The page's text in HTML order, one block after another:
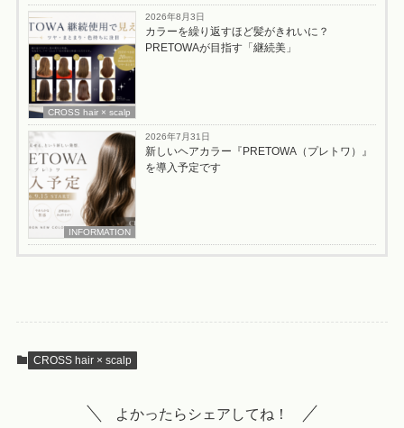
CROSS hair × scalp
2026年8月3日
カラーを繰り返すほど髪がきれいに？
PRETOWAが目指す「継続美」
INFORMATION
2026年7月31日
新しいヘアカラー『PRETOWA（プレトワ）』
を導入予定です
CROSS hair × scalp
よかったらシェアしてね！